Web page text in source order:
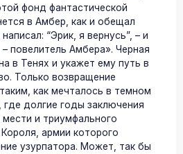
фонд фантастической
в Амбер, как и обещал
“Эрик, я вернусь”, – и
повелитель Амбера». Черная
в Тенях и укажет ему путь в
Только возвращение
как мечталось в темном
долгие годы заключения
и триумфального
армии которого
узурпатора. Может, так бы